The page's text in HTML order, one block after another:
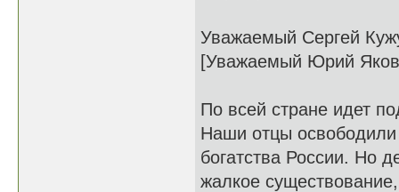
Уважаемый Сергей
[Уважаемый Юрий
По всей стране идет
Наши отцы
богатства России. Но
жалкое